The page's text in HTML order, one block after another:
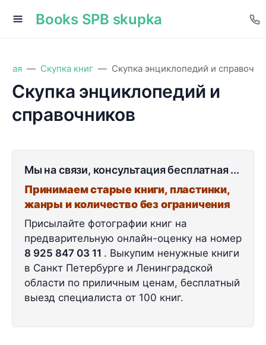
Books SPB skupka
Скупка книг Скупка энциклопедий и
Скупка энциклопедий и
справочников
Мы на связи, консультация бесплатная ...
Принимаем старые книги, пластинки,
жанры и количество без ограничения
Присылайте фотографии книг на
предварительную онлайн-оценку на номер
8 925 847 03 11 . Выкупим ненужные книги
в Санкт Петербурге и Ленинградской
области по приличным ценам, бесплатный
выезд специалиста от 100 книг.